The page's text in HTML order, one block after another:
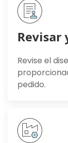
Revisar
Revise el
pedido.